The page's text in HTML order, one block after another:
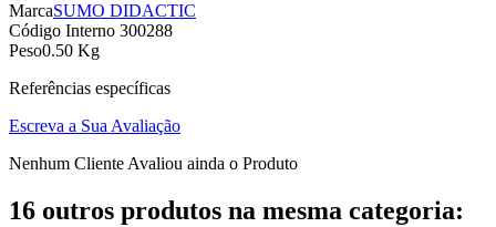
MarcaSUMO DIDACTIC
Código Interno 300288
Peso0.50 Kg
Referências específicas
Escreva a Sua Avaliação
Nenhum Cliente Avaliou ainda o Produto
16 outros produtos na mesma categoria: